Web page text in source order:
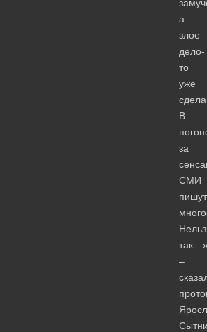
а
злое
дело-
то
уже
В
за
СМИ
пишут
–